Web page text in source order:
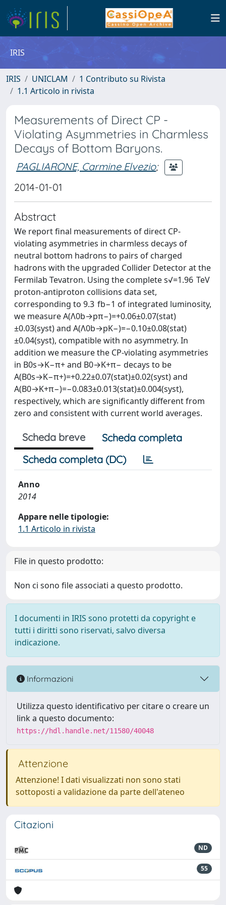
IRIS
IRIS UNICLAM
1 Contributo su Rivista
1.1 Articolo in rivista
Measurements of Direct CP -
Violating Asymmetries in Charmless
Decays of Bottom Baryons.
PAGLIARONE, Carmine Elvezio;
2014-01-01
Abstract
We report final measurements of direct CP-
violating asymmetries in charmless decays of
neutral bottom hadrons to pairs of charged
hadrons with the upgraded Collider Detector at the
Fermilab Tevatron. Using the complete s√=1.96 TeV
proton-antiproton collisions data set,
corresponding to 9.3 fb−1 of integrated luminosity,
we measure A(Λ0b→pπ−)=+0.06±0.07(stat)
±0.03(syst) and A(Λ0b→pK−)=−0.10±0.08(stat)
±0.04(syst), compatible with no asymmetry. In
addition we measure the CP-violating asymmetries
in B0s→K−π+ and B0→K+π− decays to be
A(B0s→K−π+)=+0.22±0.07(stat)±0.02(syst) and
A(B0→K+π−)=−0.083±0.013(stat)±0.004(syst),
respectively, which are significantly different from
zero and consistent with current world averages.
Scheda breve
Scheda completa
Scheda completa (DC)
Anno
2014
Appare nelle tipologie:
1.1 Articolo in rivista
File in questo prodotto:
Non ci sono file associati a questo prodotto.
I documenti in IRIS sono protetti da copyright e
tutti i diritti sono riservati, salvo diversa
indicazione.
Informazioni
Utilizza questo identificativo per citare o creare un
link a questo documento:
https://hdl.handle.net/11580/40048
Attenzione
Attenzione! I dati visualizzati non sono stati
sottoposti a validazione da parte dell'ateneo
Citazioni
ND
55